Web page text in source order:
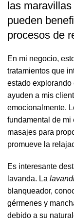
las
pueden
procesos de
En mi negocio,
tratamientos que
estado explorando
ayuden a mis
emocionalmente.
fundamental de mi
masajes para
promueve la
Es interesante
lavanda. La
blanqueador,
gérmenes y
debido a su